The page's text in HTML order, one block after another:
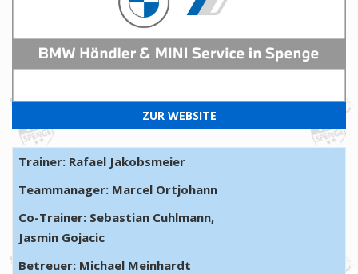
ZUR WEBSITE
Trainer: Rafael Jakobsmeier
Teammanager: Marcel Ortjohann
Co-Trainer: Sebastian Cuhlmann,
Jasmin Gojacic
Betreuer: Michael Meinhardt